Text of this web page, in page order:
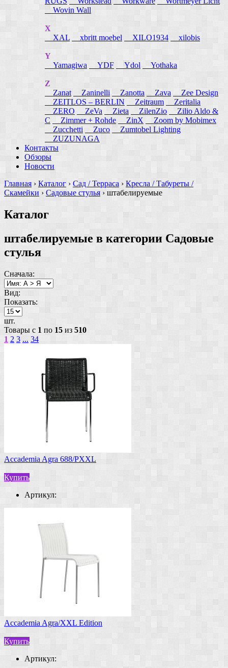
Wovin Wall
X
XAL
xbritt moebel XILO1934 xilobis
Y
Yamagiwa
YDF Ydol Yothaka
Z
Zanat
Zaninelli Zanotta Zava
Zee Design
ZEITLOS – BERLIN
Zeitraum
Zeritalia
ZERO
ZeVa Zieta ZilenZio
Zilio Aldo &
C
Zimmer + Rohde ZinX
Zoom by Mobimex
Zucchetti
Zuco
Zumtobel Lighting
ZUZUNAGA
Контакты
Обзоры
Новости
Главная › Каталог › Сад / Терраса › Кресла / Табуреты /
Скамейки › Садовые стулья › штабелируемые
Каталог
штабелируемые в категории Садовые
стулья
Сначала:
Вид:
Показать:
шт.
Товары с 1 по 15 из 510
1 2 3 ... 34
Accademia Agra 688/PXXL
Купить
Артикул:
Accademia Agra/XXL Edition
Купить
Артикул: